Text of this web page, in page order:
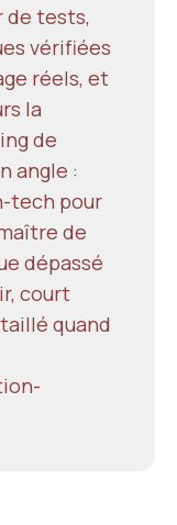
de tests,
vérifiées
réels, et
la
de
angle :
tech pour
de
dépassé
court
quand